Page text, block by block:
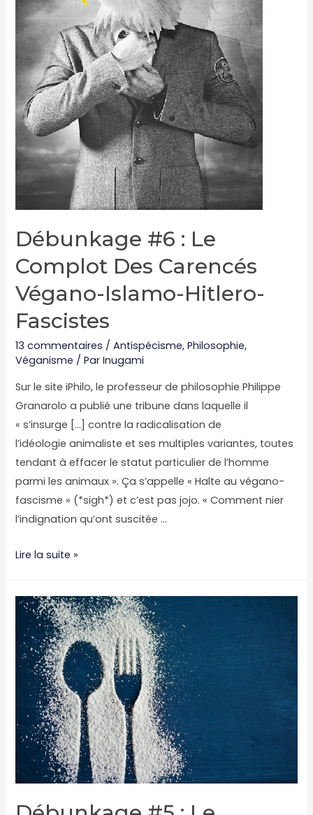
Débunkage #6 : Le
Complot Des Carencés
Végano-Islamo-Hitlero-
Fascistes
13 commentaires /Antispécisme,Philosophie,
Véganisme / ParInugami
Sur le site iPhilo, le professeur de philosophie Philippe
Granarolo a publié une tribune dans laquelle il
« s’insurge […] contre la radicalisation de
l’idéologie animaliste et ses multiples variantes, toutes
tendant à effacer le statut particulier de l’homme
parmi les animaux ». Ça s’appelle « Halte au végano-
fascisme » (*sigh*) et c’est pas jojo. « Comment nier
l’indignation qu’ont suscitée …
Débunkage
complot
des
carencés
végano-
islamo-
hitlero-
fascistes
Lire la suite »